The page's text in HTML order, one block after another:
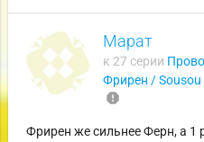
Марат
к 27 серии
Фрирен / Sousou
report
Фрирен же сильнее Ферн, а 1